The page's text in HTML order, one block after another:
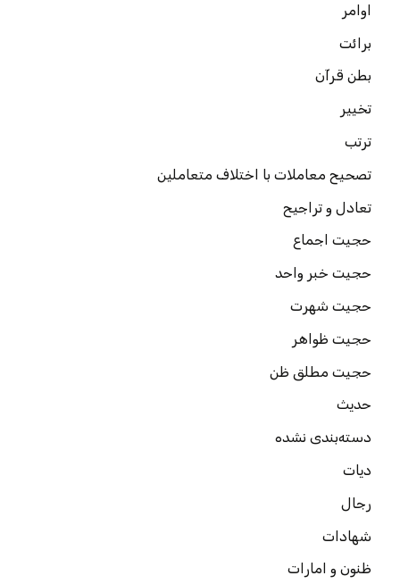
اوامر
برائت
بطن قرآن
تخییر
ترتب
تصحیح معاملات با اختلاف متعاملین
تعادل و تراجیح
حجیت اجماع
حجیت خبر واحد
حجیت شهرت
حجیت ظواهر
حجیت مطلق ظن
حدیث
دسته‌بندی نشده
دیات
رجال
شهادات
ظنون و امارات